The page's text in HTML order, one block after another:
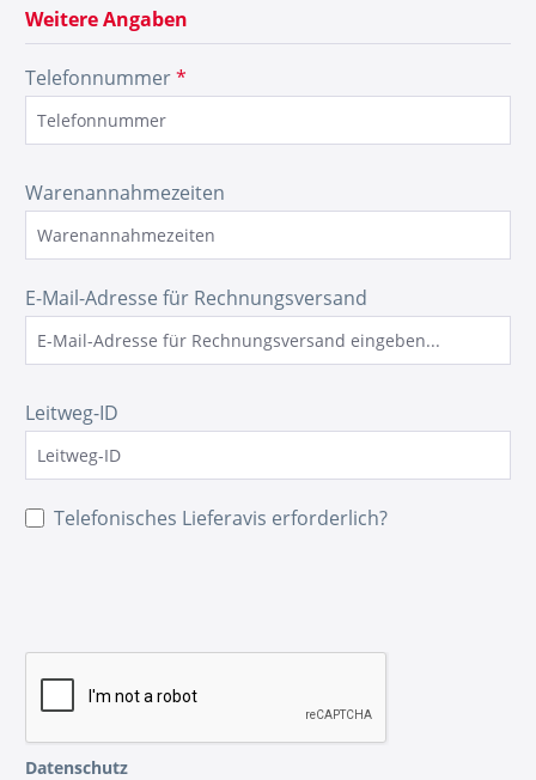
Weitere Angaben
Telefonnummer*
Warenannahmezeiten
E-Mail-Adresse für Rechnungsversand
Leitweg-ID
Telefonisches Lieferavis erforderlich?
Datenschutz